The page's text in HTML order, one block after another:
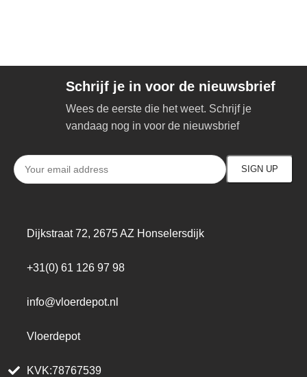
Schrijf je in voor de nieuwsbrief
Wees de eerste die het weet. Schrijf je
vandaag nog in voor de nieuwsbrief
Dijkstraat 72, 2675 AZ Honselersdijk
+31(0) 61 126 97 98
info@vloerdepot.nl
Vloerdepot
KVK:78767539